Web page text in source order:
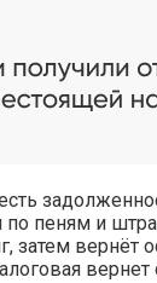
по пеням и
затем вернёт